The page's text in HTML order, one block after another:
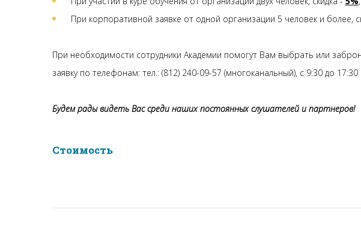
При корпоративной заявке от одной организации 5 человек и более,
При необходимости сотрудники Академии помогут Вам выбрать или
заявку по телефонам: тел.: (812) 240-09-57 (многоканальный), с 9:30 до
Будем рады видеть Вас среди наших постоянных слушателей и партнеров!
Стоимость